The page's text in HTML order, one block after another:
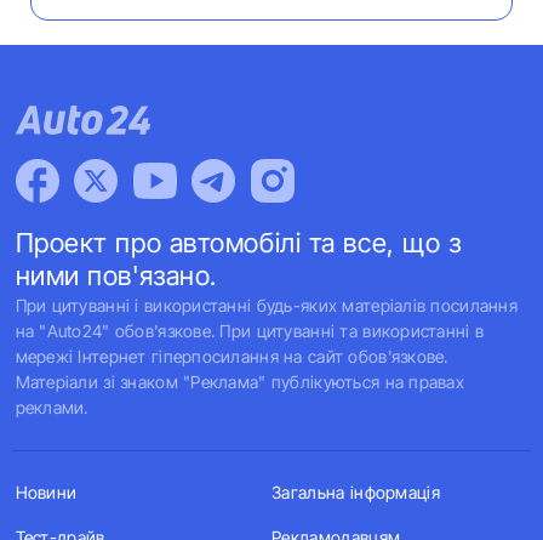
Проект про автомобілі та все, що з
ними пов'язано.
При цитуванні і використанні будь-яких матеріалів посилання
на "Auto24" обов'язкове. При цитуванні та використанні в
мережі Інтернет гіперпосилання на сайт обов'язкове.
Матеріали зі знаком "Реклама" публікуються на правах
реклами.
Новини Загальна інформація